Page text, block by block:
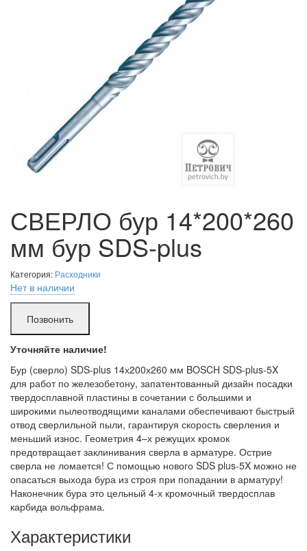
СВЕРЛО бур 14*200*260
мм бур SDS-plus
Категория: Расходники
Нет в наличии
много
в аренде- нет в наличии.
*Бронируем предмет только день в день
следующего дня.
Позвонить
Уточняйте наличие!
Бур (сверло) SDS-plus 14х200х260 мм BOSCH SDS-plus-5X
для работ по железобетону, запатентованный дизайн посадки
твердосплавной пластины в сочетании с большими и
широкими пылеотводящими каналами обеспечивают быстрый
отвод сверлильной пыли, гарантируя скорость сверления и
меньший износ. Геометрия 4–х режущих кромок
предотвращает заклинивания сверла в арматуре. Острие
сверла не ломается! С помощью нового SDS plus-5X можно не
опасаться выхода бура из строя при попадании в арматуру!
Наконечник бура это цельный 4-х кромочный твердосплав
карбида вольфрама.
Характеристики